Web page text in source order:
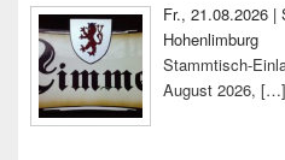
Fr., 21.08.2026
Hohenlimburg
Stammtisch-
August 2026, […]